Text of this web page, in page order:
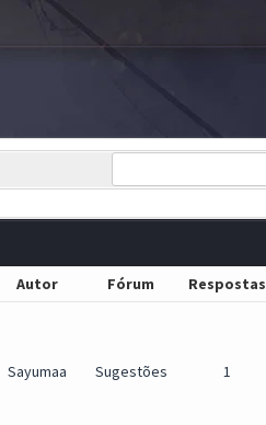
Autor Fórum Respostas
Sayumaa Sugestões 1